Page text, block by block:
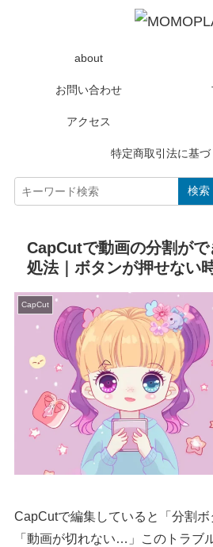
about
お問い合わせ
アクセス
特定商取引法に基
検索
CapCutで動画の分割が
処法｜ボタンが押せない
CapCut
CapCutで編集していると「分割
「動画が切れない…」このトラブ